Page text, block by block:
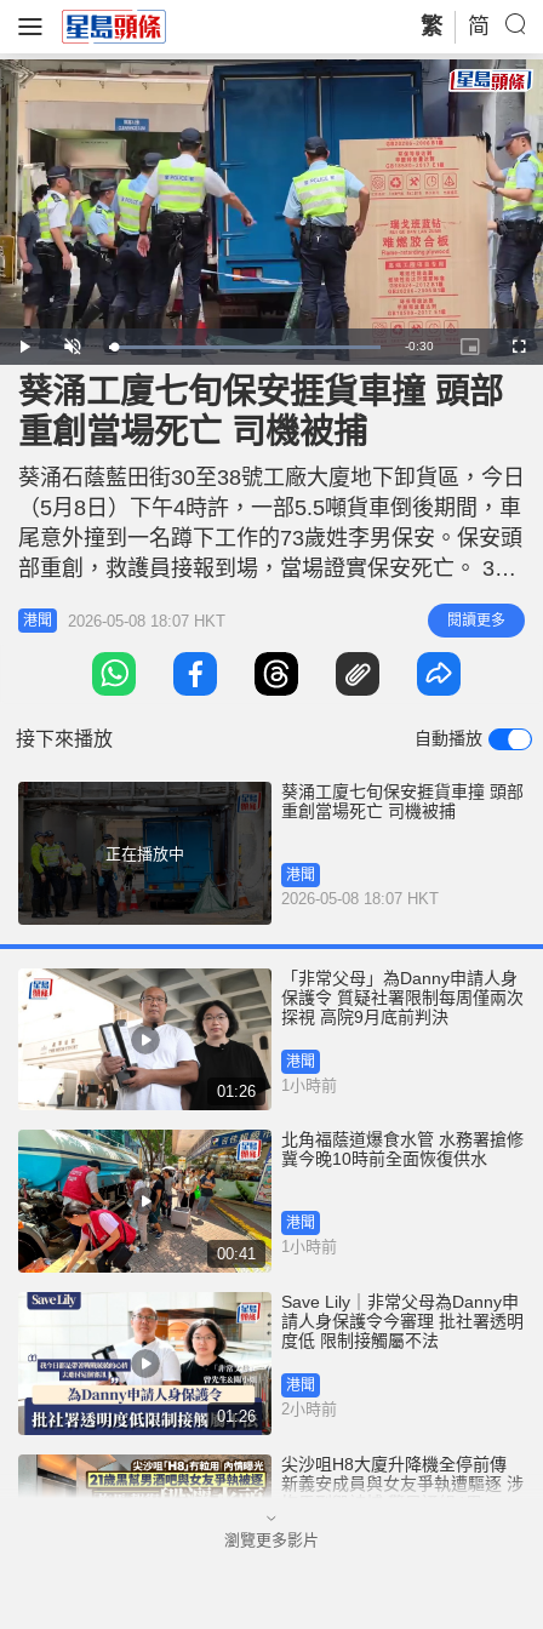
繁 简
P
l
a
y
U
n
m
u
t
L
o
a
d
e
d
:
1
.
0
%
R
e
n
i
e
-0:30
P
i
c
t
u
-
i
c
t
u
r
F
u
葵涌工廈七旬保安捱貨車撞 頭部
重創當場死亡 司機被捕
葵涌石蔭藍田街30至38號工廠大廈地下卸貨區，今日
（5月8日）下午4時許，一部5.5噸貨車倒後期間，車
尾意外撞到一名蹲下工作的73歲姓李男保安。保安頭
部重創，救護員接報到場，當場證實保安死亡。 38
歲姓鄭貨車男司機涉嫌危險駕駛導致他人死亡被捕，
警員將貨車司機帶走，死者家屬亦趕至現場了解意
外。目前，新界南總區交通部特別調查隊正跟進調查
案件，警方呼籲任何人如目睹意外發生或有資料提
港聞 2026-05-08 18:07 HKT 閱讀更多
接下來播放 自動播放
正在播放中
葵涌工廈七旬保安捱貨車撞 頭部
重創當場死亡 司機被捕
港聞
2026-05-08 18:07 HKT
01:26
「非常父母」為Danny申請人身
保護令 質疑社署限制每周僅兩次
探視 高院9月底前判決
港聞
1小時前
00:41
北角福蔭道爆食水管 水務署搶修
冀今晚10時前全面恢復供水
港聞
1小時前
01:26
Save Lily｜非常父母為Danny申
請人身保護令今審理 批社署透明
度低 限制接觸屬不法
港聞
2小時前
尖沙咀H8大廈升降機全停前傳
新義安成員與女友爭執遭驅逐 涉
港聞
瀏覽更多影片